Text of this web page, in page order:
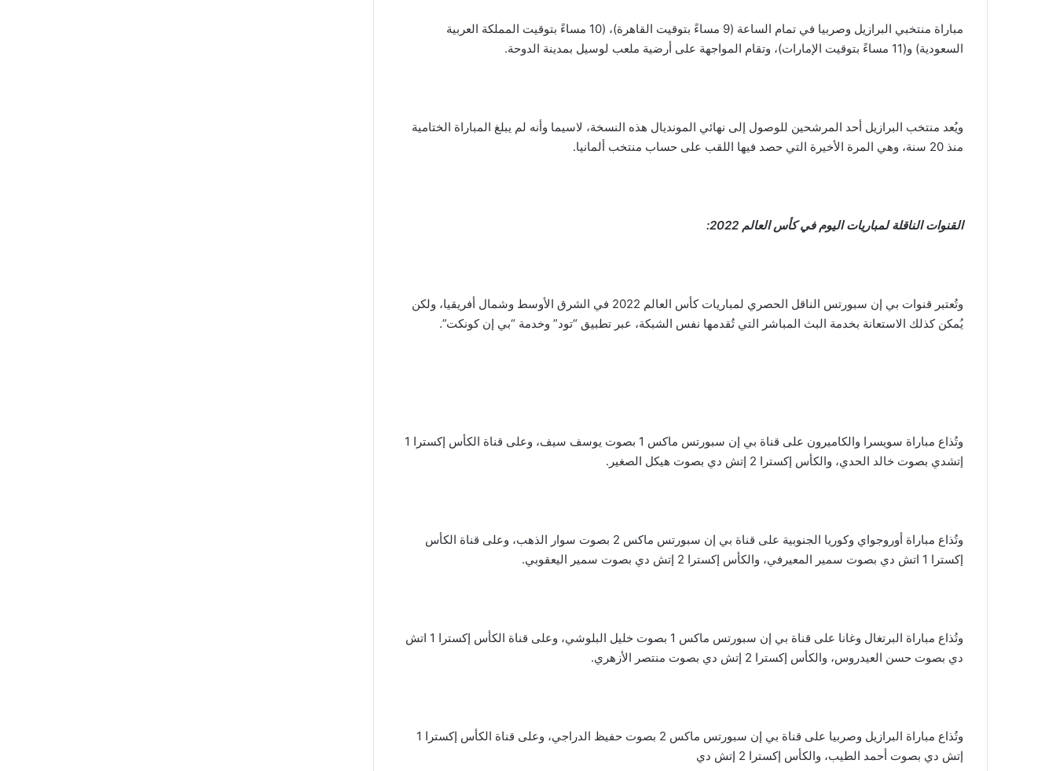
مباراة منتخبي البرازيل وصربيا في تمام الساعة (9 مساءً بتوقيت القاهرة)، (10 مساءً بتوقيت المملكة العربية
السعودية) و(11 مساءً بتوقيت الإمارات)، وتقام المواجهة على أرضية ملعب لوسيل بمدينة الدوحة.
ويُعد منتخب البرازيل أحد المرشحين للوصول إلى نهائي المونديال هذه النسخة، لاسيما وأنه لم يبلغ المباراة الختامية
منذ 20 سنة، وهي المرة الأخيرة التي حصد فيها اللقب على حساب منتخب ألمانيا.
القنوات الناقلة لمباريات اليوم في كأس العالم 2022:
وتُعتبر قنوات بي إن سبورتس الناقل الحصري لمباريات كأس العالم 2022 في الشرق الأوسط وشمال أفريقيا، ولكن
يُمكن كذلك الاستعانة بخدمة البث المباشر التي تُقدمها نفس الشبكة، عبر تطبيق “تود” وخدمة “بي إن كونكت”.
وتُذاع مباراة سويسرا والكاميرون على قناة بي إن سبورتس ماكس 1 بصوت يوسف سيف، وعلى قناة الكأس إكسترا 1
إتشدي بصوت خالد الحدي، والكأس إكسترا 2 إتش دي بصوت هيكل الصغير.
وتُذاع مباراة أوروجواي وكوريا الجنوبية على قناة بي إن سبورتس ماكس 2 بصوت سوار الذهب، وعلى قناة الكأس
إكسترا 1 اتش دي بصوت سمير المعيرفي، والكأس إكسترا 2 إتش دي بصوت سمير اليعقوبي.
وتُذاع مباراة البرتغال وغانا على قناة بي إن سبورتس ماكس 1 بصوت خليل البلوشي، وعلى قناة الكأس إكسترا 1 اتش
دي بصوت حسن العيدروس، والكأس إكسترا 2 إتش دي بصوت منتصر الأزهري.
وتُذاع مباراة البرازيل وصربيا على قناة بي إن سبورتس ماكس 2 بصوت حفيظ الدراجي، وعلى قناة الكأس إكسترا 1
إتش دي بصوت أحمد الطيب، والكأس إكسترا 2 إتش دي